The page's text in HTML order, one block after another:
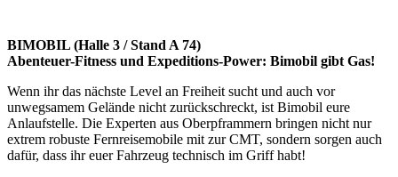
BIMOBIL (Halle 3 / Stand A 74)
Abenteuer-Fitness und Expeditions-Power: Bimobil gibt Gas!
Wenn ihr das nächste Level an Freiheit sucht und auch vor
unwegsamem Gelände nicht zurückschreckt, ist Bimobil eure
Anlaufstelle. Die Experten aus Oberpframmern bringen nicht nur
extrem robuste Fernreisemobile mit zur CMT, sondern sorgen auch
dafür, dass ihr euer Fahrzeug technisch im Griff habt!